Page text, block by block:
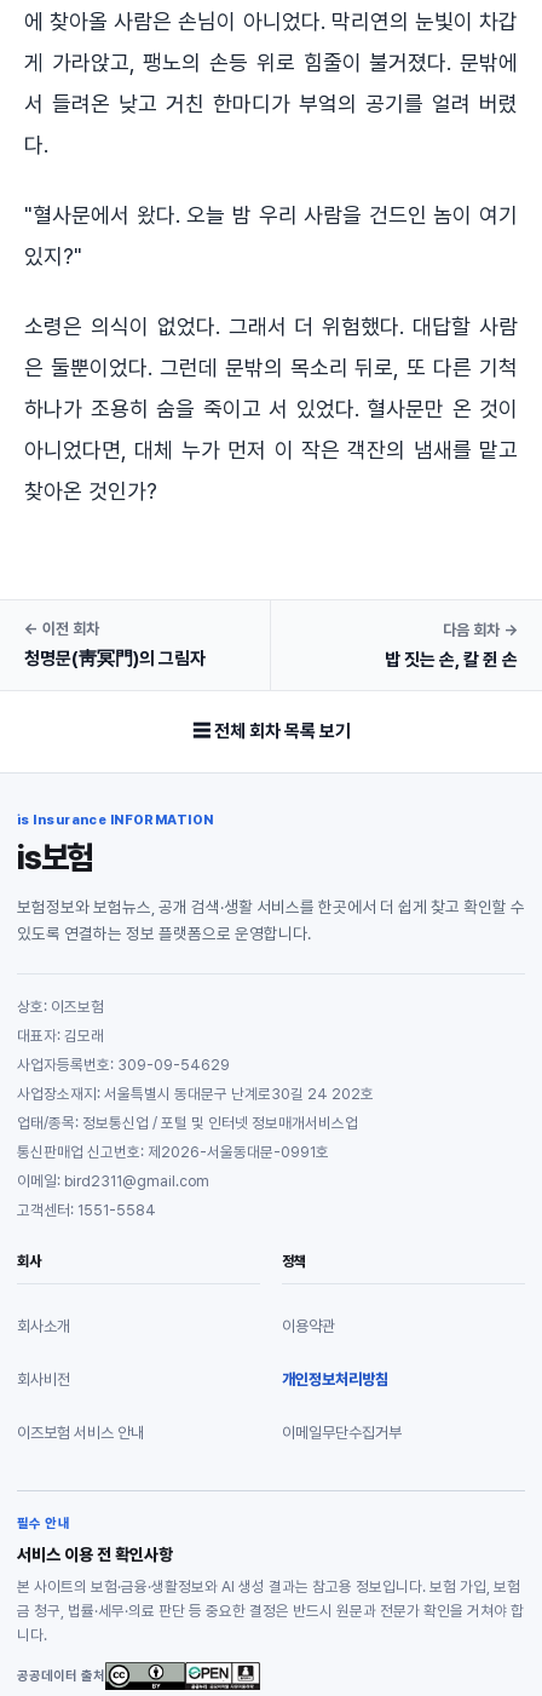
에 찾아올 사람은 손님이 아니었다. 막리연의 눈빛이 차갑
게 가라앉고, 팽노의 손등 위로 힘줄이 불거졌다. 문밖에
서 들려온 낮고 거친 한마디가 부엌의 공기를 얼려 버렸
다.
"혈사문에서 왔다. 오늘 밤 우리 사람을 건드인 놈이 여기
있지?"
소령은 의식이 없었다. 그래서 더 위험했다. 대답할 사람
은 둘뿐이었다. 그런데 문밖의 목소리 뒤로, 또 다른 기척
하나가 조용히 숨을 죽이고 서 있었다. 혈사문만 온 것이
아니었다면, 대체 누가 먼저 이 작은 객잔의 냄새를 맡고
찾아온 것인가?
← 이전 회차
청명문(靑冥門)의 그림자
다음 회차 →
밥 짓는 손, 칼 쥔 손
☰ 전체 회차 목록 보기
is Insurance INFORMATION
is보험
보험정보와 보험뉴스, 공개 검색·생활 서비스를 한곳에서 더 쉽게 찾고 확인할 수
있도록 연결하는 정보 플랫폼으로 운영합니다.
상호: 이즈보험
대표자: 김모래
사업자등록번호: 309-09-54629
사업장소재지: 서울특별시 동대문구 난계로30길 24 202호
업태/종목: 정보통신업 / 포털 및 인터넷 정보매개서비스업
통신판매업 신고번호: 제2026-서울동대문-0991호
이메일: bird2311@gmail.com
고객센터: 1551-5584
회사
회사소개
회사비전
이즈보험 서비스 안내
정책
이용약관
개인정보처리방침
이메일무단수집거부
필수 안내
서비스 이용 전 확인사항
본 사이트의 보험·금융·생활정보와 AI 생성 결과는 참고용 정보입니다. 보험 가입, 보험
금 청구, 법률·세무·의료 판단 등 중요한 결정은 반드시 원문과 전문가 확인을 거쳐야 합
니다.
공공데이터 출처